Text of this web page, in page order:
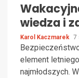
wiedza i
Karol Kaczmarek 7
element
najmłodszych.